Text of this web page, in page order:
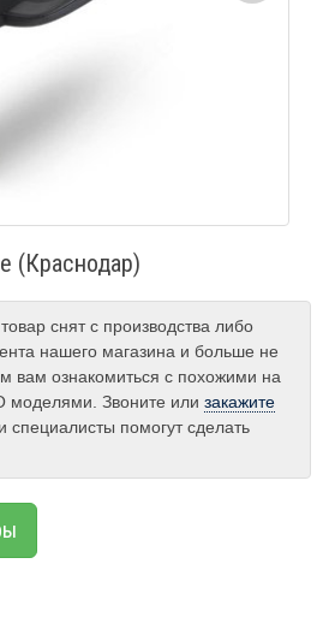
(Краснодар)
снят с производства либо
нашего магазина и больше не
вам ознакомиться с похожими на
моделями. Звоните или закажите
специалисты помогут сделать